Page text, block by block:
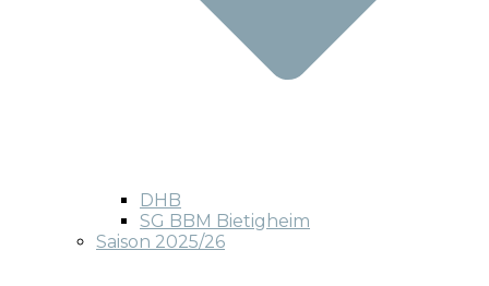
DHB
SG BBM Bietigheim
Saison 2025/26